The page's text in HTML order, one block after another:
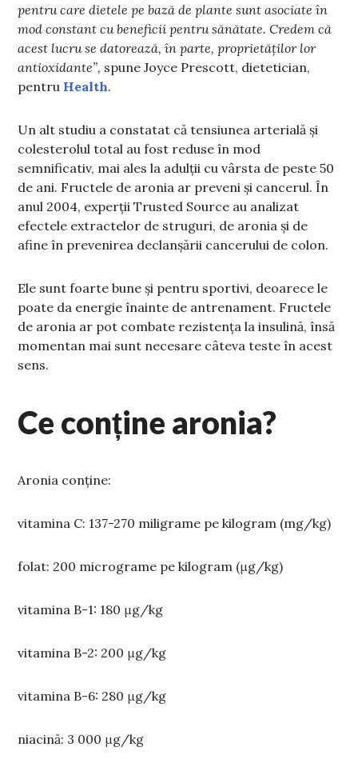
pentru care dietele pe bază de plante sunt asociate în
mod constant cu beneficii pentru sănătate. Credem că
acest lucru se datorează, în parte, proprietăților lor
antioxidante”, spune Joyce Prescott, dietetician,
pentru Health.
Un alt studiu a constatat că tensiunea arterială și
colesterolul total au fost reduse în mod
semnificativ, mai ales la adulții cu vârsta de peste 50
de ani. Fructele de aronia ar preveni și cancerul. În
anul 2004, experții Trusted Source au analizat
efectele extractelor de struguri, de aronia și de
afine în prevenirea declanșării cancerului de colon.
Ele sunt foarte bune și pentru sportivi, deoarece le
poate da energie înainte de antrenament. Fructele
de aronia ar pot combate rezistența la insulină, însă
momentan mai sunt necesare câteva teste în acest
sens.
Ce conține aronia?
Aronia conține:
vitamina C: 137-270 miligrame pe kilogram (mg/kg)
folat: 200 micrograme pe kilogram (μg/kg)
vitamina B-1: 180 μg/kg
vitamina B-2: 200 μg/kg
vitamina B-6: 280 μg/kg
niacină: 3 000 μg/kg